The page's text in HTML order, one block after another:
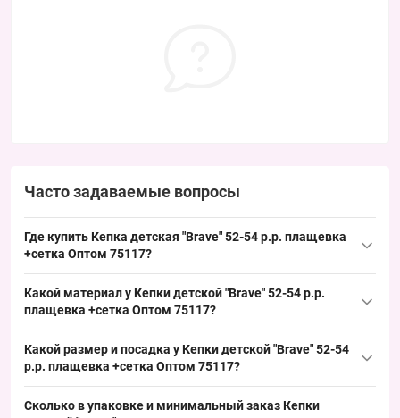
Часто задаваемые вопросы
Где купить Кепка детская "Brave" 52-54 р.р. плащевка
+сетка Оптом 75117?
75117 можно упаковкой из Одессы 7КМ, в упаковке 5 штук; это
быстрый оборот и стабильный спрос.
Какой материал у Кепки детской "Brave" 52-54 р.р.
плащевка +сетка Оптом 75117?
вентиляции. Такая комбинация обеспечивает лёгкость и
продаже в сезон.
Какой размер и посадка у Кепки детской "Brave" 52-54
р.р. плащевка +сетка Оптом 75117?
размер, подходит примерно детям 4–7 лет. Посадка типична
Сколько в упаковке и минимальный заказ Кепки